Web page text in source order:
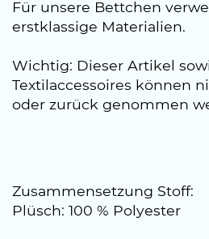
Für unsere Bettchen
erstklassige Materialien.
Wichtig: Dieser Artikel
Textilaccessoires können
oder zurück genommen
Zusammensetzung Stoff:
Plüsch: 100 % Polyester